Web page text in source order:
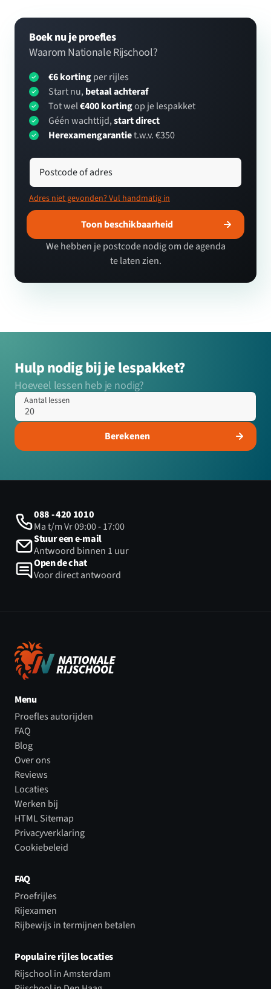
Boek nu je proefles
Waarom Nationale Rijschool?
€6 kortingper rijles
Start nu, betaal achteraf
Tot wel€400 kortingop je lespakket
Géén wachttijd,start direct
Herexamengarantiet.w.v. €350
Postcode of adres
Adres niet gevonden? Vul handmatig in
Toon beschikbaarheid
We hebben je postcode nodig om de agenda
te laten zien.
Hulp nodig bij je lespakket?
Hoeveel lessen heb je nodig?
Aantal lessen
Berekenen
088 - 420 1010
Ma t/m Vr 09:00 - 17:00
Stuur een e-mail
Antwoord binnen 1 uur
Open de chat
Voor direct antwoord
Menu
Proefles autorijden
FAQ
Blog
Over ons
Reviews
Locaties
Werken bij
HTML Sitemap
Privacyverklaring
Cookiebeleid
FAQ
Proefrijles
Rijexamen
Rijbewijs in termijnen betalen
Populaire rijles locaties
Rijschool in Amsterdam